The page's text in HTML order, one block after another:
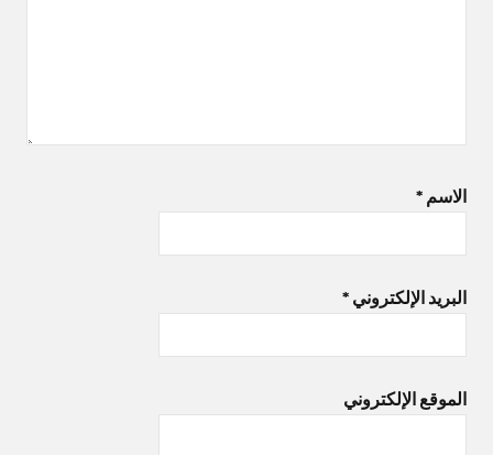
الاسم *
البريد الإلكتروني *
الموقع الإلكتروني